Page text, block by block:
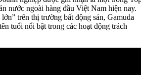
nước ngoài hàng đầu Việt Nam hiện nay.
trên thị trường bất động sản, Gamuda
tuổi nổi bật trong các hoạt động trách